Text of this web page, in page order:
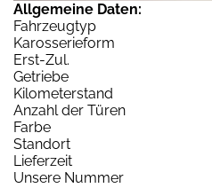
Allgemeine Daten:
Fahrzeugtyp
Karosserieform
Erst-Zul.
Getriebe
Kilometerstand
Anzahl der Türen
Farbe
Standort
Lieferzeit
Unsere Nummer